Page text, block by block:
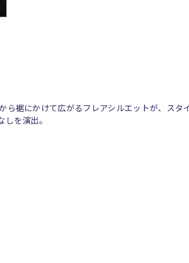
ら裾にかけて広がるフレアシルエットが、スタ
を演出。